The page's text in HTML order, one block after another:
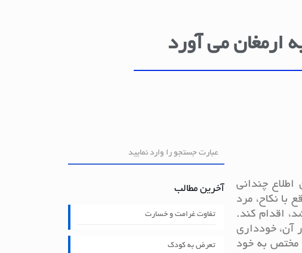
ارمغان می آورد
چندانی
با نکاح، مرد
اقدام کند.
آن، خودداری
مختص به خود
آخرین مطالب
تفاوت غرامت و خسارت
تعرض به کودک